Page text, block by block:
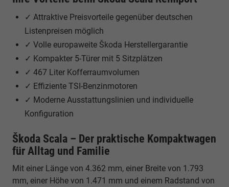
✓ Attraktive Preisvorteile gegenüber deutschen
Listenpreisen möglich
✓ Volle europaweite Škoda Herstellergarantie
✓ Kompakter 5-Türer mit 5 Sitzplätzen
✓ 467 Liter Kofferraumvolumen
✓ Effiziente TSI-Benzinmotoren
✓ Moderne Ausstattungslinien und individuelle
Konfiguration
Škoda Scala – Der praktische Kompaktwagen
für Alltag und Familie
Mit einer Länge von 4.362 mm, einer Breite von 1.793
mm, einer Höhe von 1.471 mm und einem Radstand von